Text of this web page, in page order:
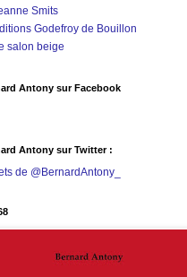
Smits
Godefroy de Bouillon
salon beige
Antony sur Facebook
Antony sur Twitter :
de @BernardAntony_